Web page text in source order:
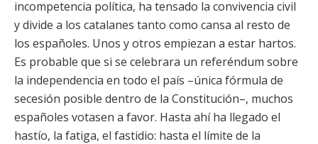
incompetencia política, ha tensado la convivencia civil
y divide a los catalanes tanto como cansa al resto de
los españoles. Unos y otros empiezan a estar hartos.
Es probable que si se celebrara un referéndum sobre
la independencia en todo el país –única fórmula de
secesión posible dentro de la Constitución–, muchos
españoles votasen a favor. Hasta ahí ha llegado el
hastío, la fatiga, el fastidio: hasta el límite de la